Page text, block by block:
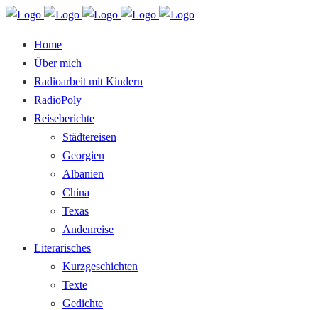
Home
Über mich
Radioarbeit mit Kindern
RadioPoly
Reiseberichte
Städtereisen
Georgien
Albanien
China
Texas
Andenreise
Literarisches
Kurzgeschichten
Texte
Gedichte